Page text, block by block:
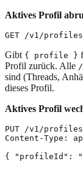
Aktives Profil
Gibt { profile }
Profil zurück. Alle
sind (Threads,
dieses Profil.
Aktives Profil
PUT /v1/
Content-Type: